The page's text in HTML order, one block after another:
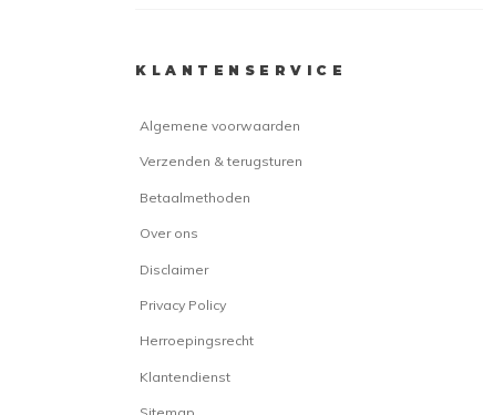
KLANTENSERVICE
Algemene voorwaarden
Verzenden & terugsturen
Betaalmethoden
Over ons
Disclaimer
Privacy Policy
Herroepingsrecht
Klantendienst